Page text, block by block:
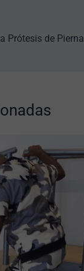
Prótesis de Pierna